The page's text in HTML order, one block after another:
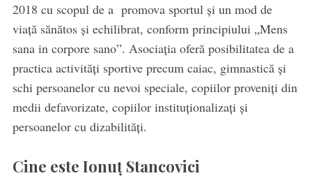
2018 cu scopul de a promova sportul şi un mod de
viaţă sănătos și echilibrat, conform principiului „Mens
sana in corpore sano”. Asociația oferă posibilitatea de a
practica activități sportive precum caiac, gimnastică și
schi persoanelor cu nevoi speciale, copiilor proveniți din
medii defavorizate, copiilor instituționalizați și
persoanelor cu dizabilități.
Cine este Ionuț Stancovici